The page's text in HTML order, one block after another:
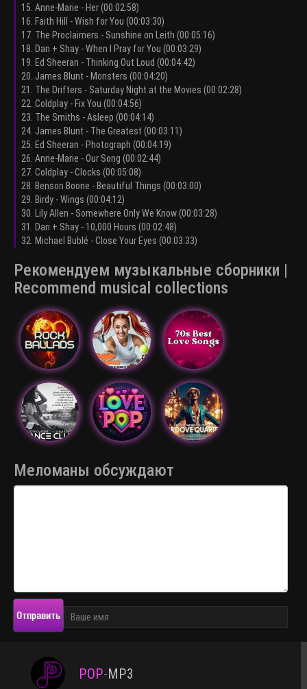
15. Anne-Marie - Her (00:02:58)
16. Faith Hill - Wish for You (00:03:30)
17. The Proclaimers - Sunshine on Leith (00:05:16)
18. Dan + Shay - When I Pray for You (00:03:29)
19. Ed Sheeran - Thinking Out Loud (00:04:42)
20. James Blunt - Monsters (00:04:20)
21. The Drifters - Saturday Night at the Movies (00:02:28)
22. Coldplay - Fix You (00:04:56)
23. The Smiths - Asleep (00:04:14)
24. James Blunt - The Greatest (00:03:11)
25. Ed Sheeran - Photograph (00:04:19)
26. Anne-Marie - Our Song (00:02:44)
27. Coldplay - Clocks (00:05:08)
28. Benson Boone - Beautiful Things (00:03:00)
29. Birdy - Wings (00:04:12)
30. Lily Allen - Somewhere Only We Know (00:03:28)
31. Dan + Shay - 10,000 Hours (00:02:48)
32. Michael Bublé - Close Your Eyes (00:03:33)
Рекомендуем музыкальные сборники |
Recommend musical collections
Меломаны обсуждают
Отправить
POP-MP3